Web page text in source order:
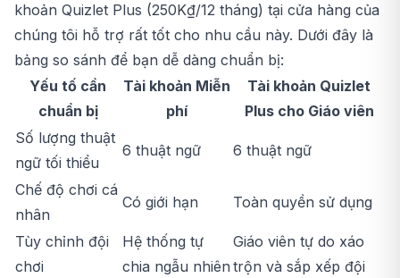
khoản Quizlet Plus (250K₫/12 tháng) tại cửa hàng của
chúng tôi hỗ trợ rất tốt cho nhu cầu này. Dưới đây là
bảng so sánh để bạn dễ dàng chuẩn bị:
Yếu tố cần
chuẩn bị
Tài khoản Miễn
phí
Tài khoản Quizlet
Plus cho Giáo viên
Số lượng thuật
ngữ tối thiểu
6 thuật ngữ 6 thuật ngữ
Chế độ chơi cá
nhân
Có giới hạn Toàn quyền sử dụng
Tùy chỉnh đội
chơi
Hệ thống tự
chia ngẫu nhiên
Giáo viên tự do xáo
trộn và sắp xếp đội